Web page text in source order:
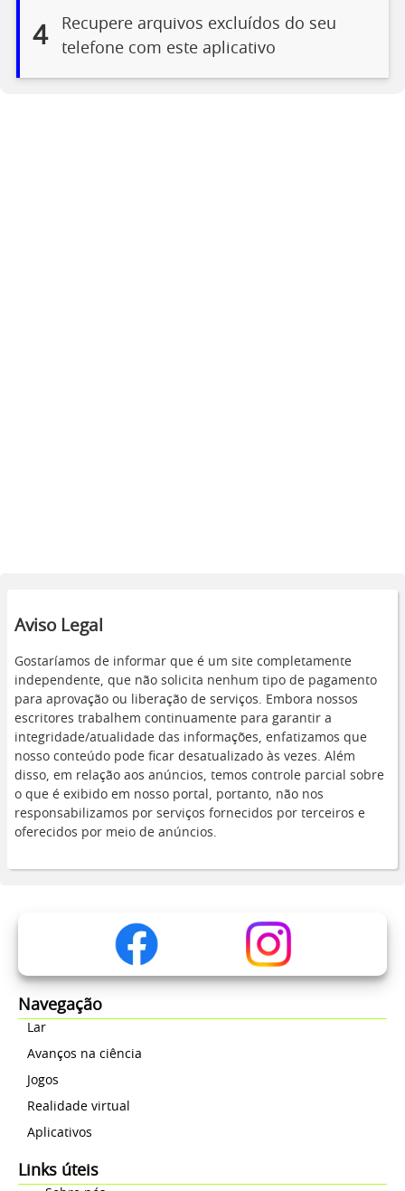
4
Recupere arquivos excluídos do seu
telefone com este aplicativo
Aviso Legal
Gostaríamos de informar que é um site completamente
independente, que não solicita nenhum tipo de pagamento
para aprovação ou liberação de serviços. Embora nossos
escritores trabalhem continuamente para garantir a
integridade/atualidade das informações, enfatizamos que
nosso conteúdo pode ficar desatualizado às vezes. Além
disso, em relação aos anúncios, temos controle parcial sobre
o que é exibido em nosso portal, portanto, não nos
responsabilizamos por serviços fornecidos por terceiros e
oferecidos por meio de anúncios.
Navegação
Lar
Avanços na ciência
Jogos
Realidade virtual
Aplicativos
Links úteis